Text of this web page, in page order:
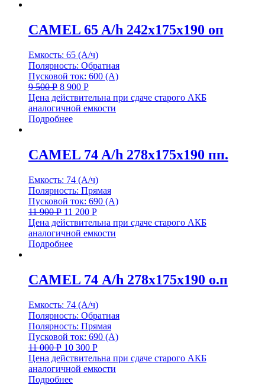
CAMEL 65 A/h 242x175x190 оп
Емкость: 65 (А/ч)
Полярность: Обратная
Пусковой ток: 600 (А)
9 500Р 8 900 Р
Цена действительна при сдаче старого АКБ
аналогичной емкости
Подробнее
CAMEL 74 A/h 278x175x190 пп.
Емкость: 74 (А/ч)
Полярность: Прямая
Пусковой ток: 690 (А)
11 900Р 11 200 Р
Цена действительна при сдаче старого АКБ
аналогичной емкости
Подробнее
CAMEL 74 А/h 278х175х190 о.п
Емкость: 74 (А/ч)
Полярность: Обратная
Полярность: Прямая
Пусковой ток: 690 (А)
11 000Р 10 300 Р
Цена действительна при сдаче старого АКБ
аналогичной емкости
Подробнее